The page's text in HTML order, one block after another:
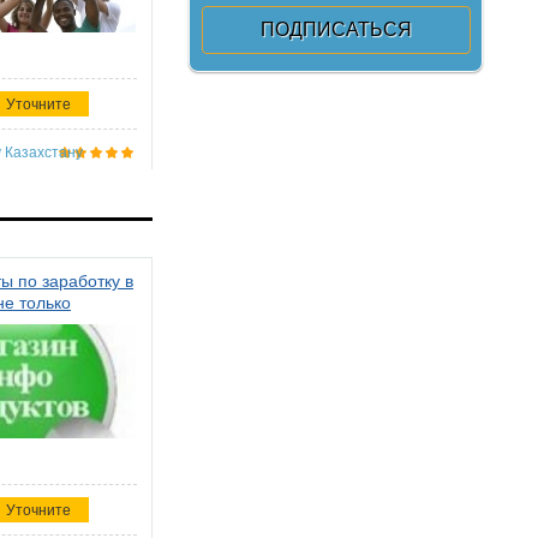
Уточните
Казахстану
по заработку в
только
Уточните